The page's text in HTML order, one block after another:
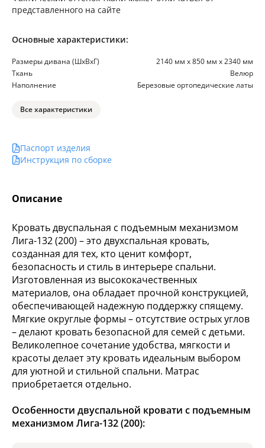
Описание
Кровать двуспальная с подъемным механизмом
Лига-132 (200) – это двухспальная кровать,
созданная для тех, кто ценит комфорт,
безопасность и стиль в интерьере спальни.
Изготовленная из высококачественных
материалов, она обладает прочной конструкцией,
обеспечивающей надежную поддержку спящему.
Мягкие округлые формы – отсутствие острых углов
– делают кровать безопасной для семей с детьми.
Великолепное сочетание удобства, мягкости и
красоты делает эту кровать идеальным выбором
для уютной и стильной спальни. Матрас
приобретается отдельно.
Особенности двуспальной кровати с подъемным
механизмом Лига-132 (200):
представленного на сайте
Основные характеристики:
Размеры дивана (ШхВхГ)
2140 мм х 850 мм х 2340 мм
Ткань
Велюр
Наполнение
Березовые ортопедические латы
Все характеристики
Паспорт изделия
Инструкция по сборке